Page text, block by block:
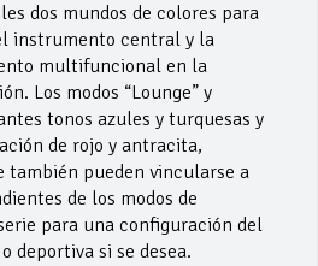
dos mundos de colores para
instrumento central y la
multifuncional en la
Los modos “Lounge” y
tonos azules y turquesas y
de rojo y antracita,
también pueden vincularse a
de los modos de
para una configuración del
deportiva si se desea.